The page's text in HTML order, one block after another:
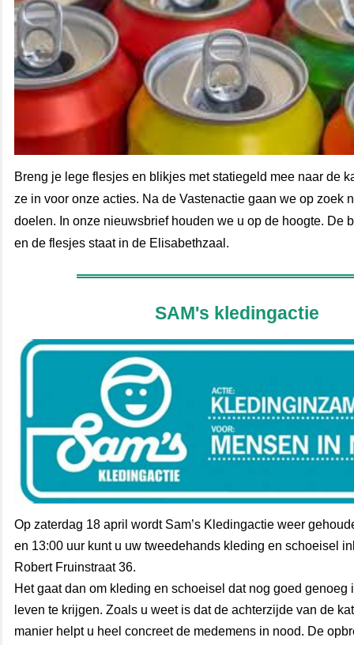
Breng je lege flesjes en blikjes met statiegeld mee naar de
ze in voor onze acties. Na de Vastenactie gaan we op zoek
doelen. In onze nieuwsbrief houden we u op de hoogte. De
en de flesjes staat in de Elisabethzaal.
SAM's kledingactie
Op zaterdag 18 april wordt Sam’s Kledingactie weer
en 13:00 uur kunt u uw tweedehands kleding en schoeisel
Robert Fruinstraat 36.
Het gaat dan om kleding en schoeisel dat nog goed genoeg
leven te krijgen. Zoals u weet is dat de achterzijde van de
manier helpt u heel concreet de medemens in nood. De